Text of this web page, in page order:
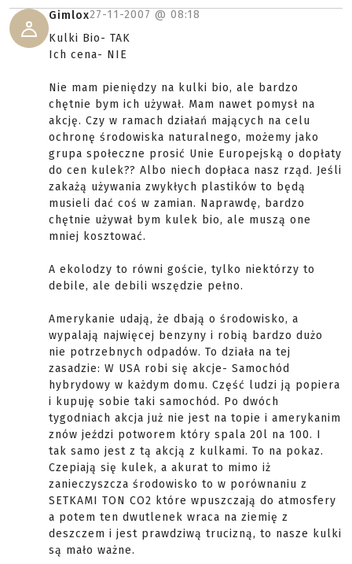
Gimlox27-11-2007 @ 08:18
Kulki Bio- TAK
Ich cena- NIE
Nie mam pieniędzy na kulki bio, ale bardzo
chętnie bym ich używał. Mam nawet pomysł na
akcję. Czy w ramach działań mających na celu
ochronę środowiska naturalnego, możemy jako
grupa społeczne prosić Unie Europejską o dopłaty
do cen kulek?? Albo niech dopłaca nasz rząd. Jeśli
zakażą używania zwykłych plastików to będą
musieli dać coś w zamian. Naprawdę, bardzo
chętnie używał bym kulek bio, ale muszą one
mniej kosztować.
A ekolodzy to równi goście, tylko niektórzy to
debile, ale debili wszędzie pełno.
Amerykanie udają, że dbają o środowisko, a
wypalają najwięcej benzyny i robią bardzo dużo
nie potrzebnych odpadów. To działa na tej
zasadzie: W USA robi się akcje- Samochód
hybrydowy w każdym domu. Część ludzi ją popiera
i kupuję sobie taki samochód. Po dwóch
tygodniach akcja już nie jest na topie i amerykanim
znów jeździ potworem który spala 20l na 100. I
tak samo jest z tą akcją z kulkami. To na pokaz.
Czepiają się kulek, a akurat to mimo iż
zanieczyszcza środowisko to w porównaniu z
SETKAMI TON CO2 które wpuszczają do atmosfery
a potem ten dwutlenek wraca na ziemię z
deszczem i jest prawdziwą trucizną, to nasze kulki
są mało ważne.